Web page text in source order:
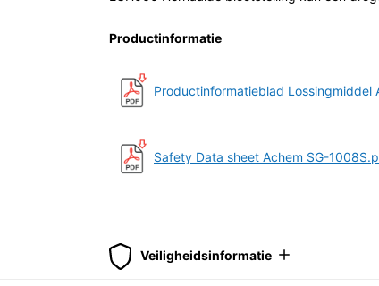
Productinformatie
Productinformatieblad Lossingmiddel
Safety Data sheet Achem SG-
Veiligheidsinformatie